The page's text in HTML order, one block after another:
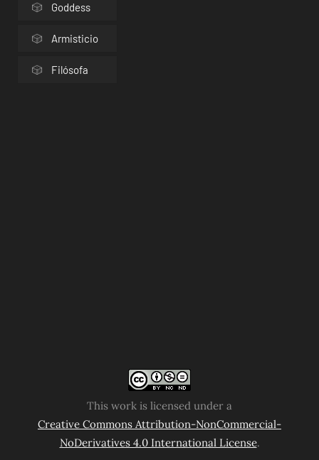
Goddess
Armisticio
Filósofa
This work is licensed under a
Creative Commons Attribution-NonCommercial-
NoDerivatives 4.0 International License.